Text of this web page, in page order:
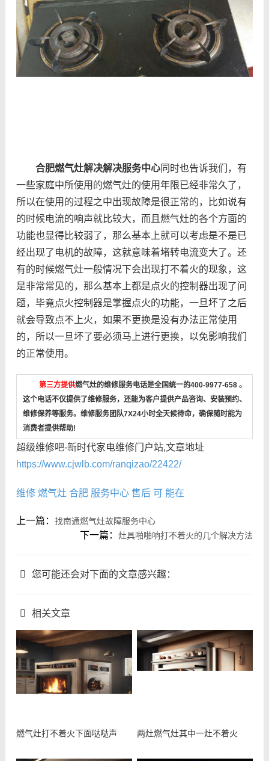
合肥燃气灶解决解决服务中心同时也告诉我们，有
一些家庭中所使用的燃气灶的使用年限已经非常久了，
所以在使用的过程之中出现故障是很正常的，比如说有
的时候电流的响声就比较大，而且燃气灶的各个方面的
功能也显得比较弱了，那么基本上就可以考虑是不是已
经出现了电机的故障，这就意味着堵转电流变大了。还
有的时候燃气灶一般情况下会出现打不着火的现象，这
是非常常见的，那么基本上都是点火的控制器出现了问
题，毕竟点火控制器是掌握点火的功能，一旦坏了之后
就会导致点不上火，如果不更换是没有办法正常使用
的，所以一旦坏了要必须马上进行更换，以免影响我们
的正常使用。
第三方提供燃气灶的维修服务电话是全国统一的400-9977-658 。
这个电话不仅提供了维修服务，还能为客户提供产品咨询、安装预约、
维修保养等服务。维修服务团队7X24小时全天候待命，确保随时能为
消费者提供帮助!
超级维修吧-新时代家电维修门户站,文章地址
https://www.cjwlb.com/ranqizao/22422/
维修 燃气灶 合肥 服务中心 售后 可 能在
上一篇： 找南通燃气灶故障服务中心
下一篇：灶具啪啪响打不着火的几个解决方法
您可能还会对下面的文章感兴趣：
相关文章
燃气灶打不着火下面哒哒声 两灶燃气灶其中一灶不着火